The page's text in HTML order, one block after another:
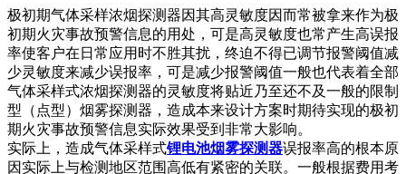
极初期气体采样浓烟探测器因其高灵敏度因而常被拿来作为极
初期火灾事故预警信息的用处，可是高灵敏度也常产生高误报
率使客户在日常应用时不胜其扰，终迫不得已调节报警阈值减
少灵敏度来减少误报率，可是减少报警阈值一般也代表着全部
气体采样式浓烟探测器的灵敏度将贴近乃至还不及一般的限制
型（点型）烟雾探测器，造成本来设计方案时期待实现的极初
期火灾事故预警信息实际效果受到非常大影响。
实际上，造成气体采样式锂电池烟雾探测器误报率高的根本原
因实际上与检测地区范围高低有紧密的关联。一般根据费用考